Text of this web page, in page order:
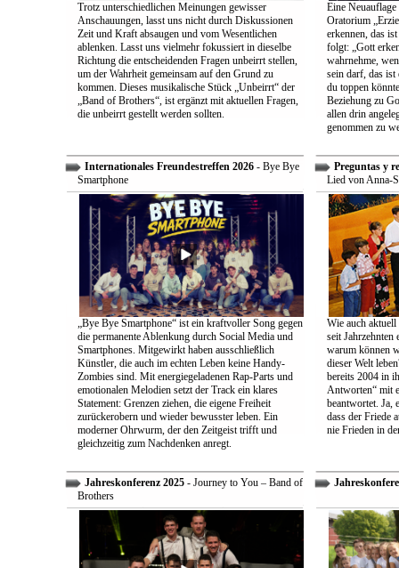
Trotz unterschiedlichen Meinungen gewisser
Anschauungen, lasst uns nicht durch Diskussionen
Zeit und Kraft absaugen und vom Wesentlichen
ablenken. Lasst uns vielmehr fokussiert in dieselbe
Richtung die entscheidenden Fragen unbeirrt stellen,
um der Wahrheit gemeinsam auf den Grund zu
kommen. Dieses musikalische Stück „Unbeirrt“ der
„Band of Brothers“, ist ergänzt mit aktuellen Fragen,
die unbeirrt gestellt werden sollten.
Eine Neuauflage
Oratorium
erkennen, das
folgt: „Gott
wahrnehme,
sein darf, das ist
du toppen
Beziehung zu
allen drin
genommen zu
Internationales Freundestreffen 2026- Bye Bye
Smartphone
„Bye Bye Smartphone“ ist ein kraftvoller Song gegen
die permanente Ablenkung durch Social Media und
Smartphones. Mitgewirkt haben ausschließlich
Künstler, die auch im echten Leben keine Handy-
Zombies sind. Mit energiegeladenen Rap-Parts und
emotionalen Melodien setzt der Track ein klares
Statement: Grenzen ziehen, die eigene Freiheit
zurückerobern und wieder bewusster leben. Ein
moderner Ohrwurm, der den Zeitgeist trifft und
gleichzeitig zum Nachdenken anregt.
Preguntas y
Lied von Anna-
Wie auch
seit Jahrzehnten
warum können
dieser Welt
bereits 2004 in
Antworten“ mit
beantwortet. Ja,
dass der Friede
nie Frieden in
Jahreskonferenz 2025- Journey to You – Band of
Brothers